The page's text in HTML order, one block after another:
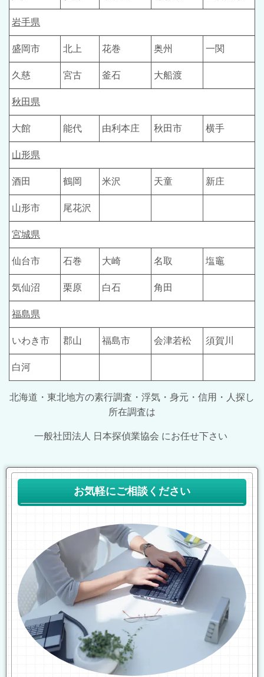
岩手県
盛岡市 北上 花巻 奥州 一関
久慈 宮古 釜石 大船渡
秋田県
大館 能代 由利本庄 秋田市 横手
山形県
酒田 鶴岡 米沢 天童 新庄
山形市 尾花沢
宮城県
仙台市 石巻 大崎 名取 塩竈
気仙沼 栗原 白石 角田
福島県
いわき市 郡山 福島市 会津若松 須賀川
白河
北海道・東北地方の素行調査・浮気・身元・信用・人探し
所在調査は
一般社団法人 日本探偵業協会 にお任せ下さい
お気軽にご相談ください